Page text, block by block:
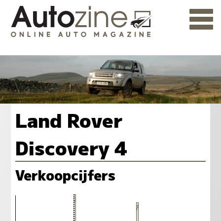
Land Rover
Discovery 4
Verkoopcijfers
57
54